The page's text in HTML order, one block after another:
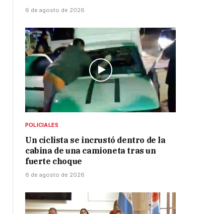
6 de agosto de 2026
POLICIALES
Un ciclista se incrustó dentro de la
cabina de una camioneta tras un
fuerte choque
6 de agosto de 2026